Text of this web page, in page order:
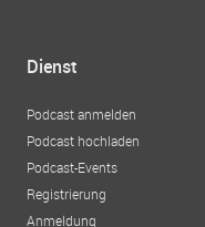
Dienst
Podcast anmelden
Podcast hochladen
Podcast-Events
Registrierung
Anmeldung